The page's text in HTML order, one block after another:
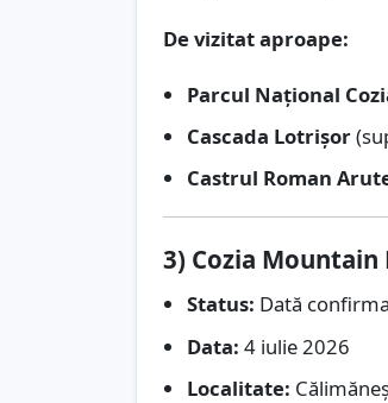
De vizitat aproape:
Parcul Național
Cascada Lotrișor
Castrul Roman
3) Cozia
Status: Dată
Data: 4 iulie 2026
Localitate: